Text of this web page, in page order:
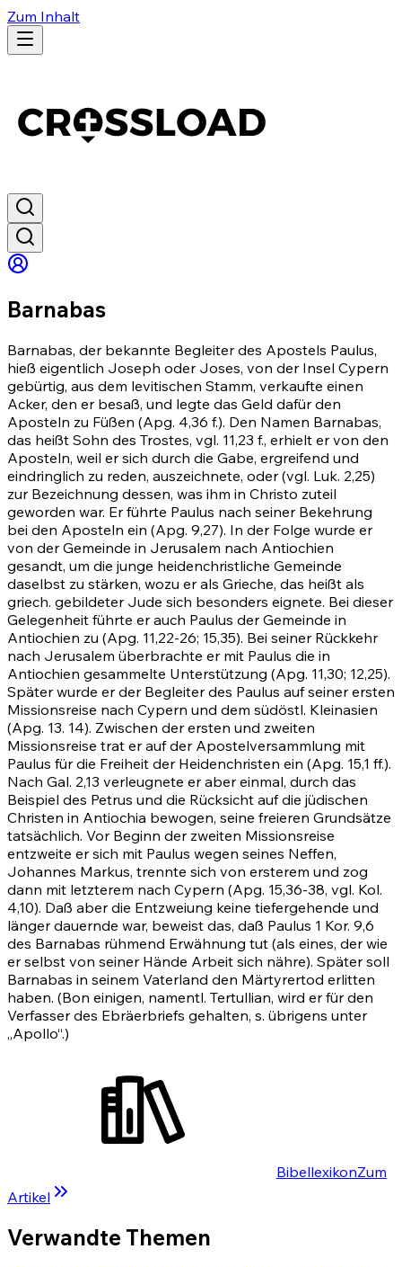
Zum Inhalt
Barnabas
Barnabas, der bekannte Begleiter des Apostels Paulus,
hieß eigentlich Joseph oder Joses, von der Insel Cypern
gebürtig, aus dem levitischen Stamm, verkaufte einen
Acker, den er besaß, und legte das Geld dafür den
Aposteln zu Füßen (Apg. 4,36 f.). Den Namen Barnabas,
das heißt Sohn des Trostes, vgl. 11,23 f., erhielt er von den
Aposteln, weil er sich durch die Gabe, ergreifend und
eindringlich zu reden, auszeichnete, oder (vgl. Luk. 2,25)
zur Bezeichnung dessen, was ihm in Christo zuteil
geworden war. Er führte Paulus nach seiner Bekehrung
bei den Aposteln ein (Apg. 9,27). In der Folge wurde er
von der Gemeinde in Jerusalem nach Antiochien
gesandt, um die junge heidenchristliche Gemeinde
daselbst zu stärken, wozu er als Grieche, das heißt als
griech. gebildeter Jude sich besonders eignete. Bei dieser
Gelegenheit führte er auch Paulus der Gemeinde in
Antiochien zu (Apg. 11,22-26; 15,35). Bei seiner Rückkehr
nach Jerusalem überbrachte er mit Paulus die in
Antiochien gesammelte Unterstützung (Apg. 11,30; 12,25).
Später wurde er der Begleiter des Paulus auf seiner ersten
Missionsreise nach Cypern und dem südöstl. Kleinasien
(Apg. 13. 14). Zwischen der ersten und zweiten
Missionsreise trat er auf der Apostelversammlung mit
Paulus für die Freiheit der Heidenchristen ein (Apg. 15,1 ff.).
Nach Gal. 2,13 verleugnete er aber einmal, durch das
Beispiel des Petrus und die Rücksicht auf die jüdischen
Christen in Antiochia bewogen, seine freieren Grundsätze
tatsächlich. Vor Beginn der zweiten Missionsreise
entzweite er sich mit Paulus wegen seines Neffen,
Johannes Markus, trennte sich von ersterem und zog
dann mit letzterem nach Cypern (Apg. 15,36-38, vgl. Kol.
4,10). Daß aber die Entzweiung keine tiefergehende und
länger dauernde war, beweist das, daß Paulus 1 Kor. 9,6
des Barnabas rühmend Erwähnung tut (als eines, der wie
er selbst von seiner Hände Arbeit sich nähre). Später soll
Barnabas in seinem Vaterland den Märtyrertod erlitten
haben. (Bon einigen, namentl. Tertullian, wird er für den
Verfasser des Ebräerbriefs gehalten, s. übrigens unter
„Apollo“.)
BibellexikonZum
Artikel
Verwandte Themen